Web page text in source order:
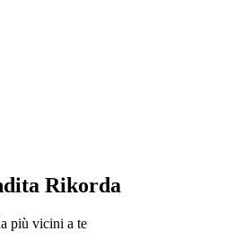
Rikorda
più vicini a te